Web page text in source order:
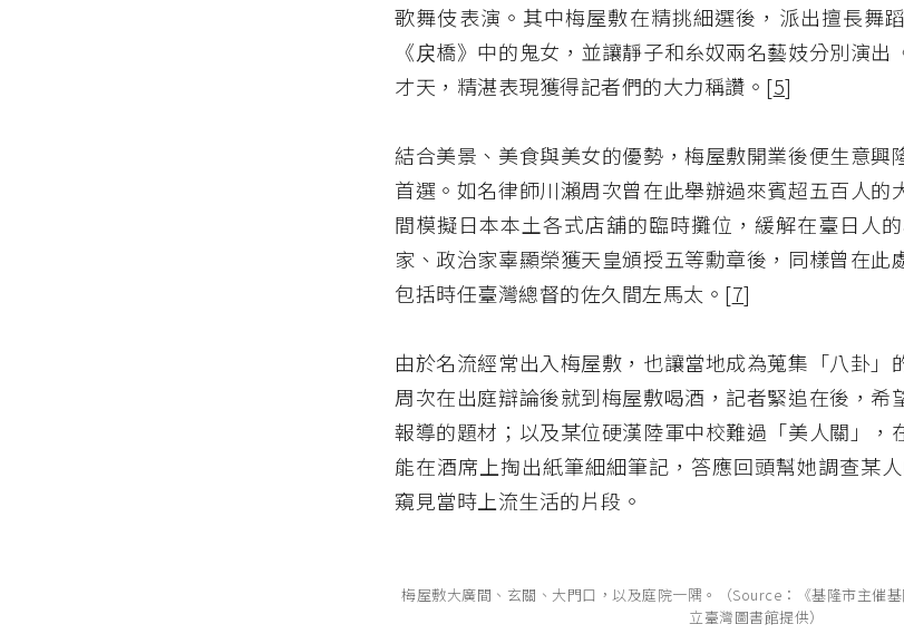
歌舞伎表演。其中梅屋敷在精挑細選後，派出擅長舞
《戻橋》中的鬼女，並讓靜子和糸奴兩名藝妓分別演
才天，精湛表現獲得記者們的大力稱讚。[5]
結合美景、美食與美女的優勢，梅屋敷開業後便生意興
首選。如名律師川瀨周次曾在此舉辦過來賓超五百人的
間模擬日本本土各式店舖的臨時攤位，緩解在臺日人
家、政治家辜顯榮獲天皇頒授五等勳章後，同樣曾在此
包括時任臺灣總督的佐久間左馬太。[7]
由於名流經常出入梅屋敷，也讓當地成為蒐集「八卦」
周次在出庭辯論後就到梅屋敷喝酒，記者緊追在後，希
報導的題材；以及某位硬漢陸軍中校難過「美人關」，
能在酒席上掏出紙筆細細筆記，答應回頭幫她調查某
窺見當時上流生活的片段。
梅屋敷大廣間、玄關、大門口，以及庭院一隅。（Source：《基隆市主催
立臺灣圖書館提供）